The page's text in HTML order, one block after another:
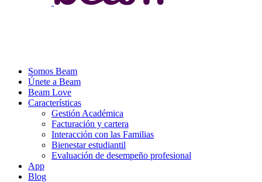
Somos Beam
Únete a Beam
Beam Love
Características
Gestión Académica
Facturación y cartera
Interacción con las Familias
Bienestar estudiantil
Evaluación de desempeño profesional
App
Blog